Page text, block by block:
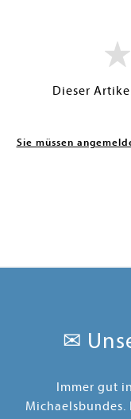
Dieser
Sie müssen
✉
Immer gut